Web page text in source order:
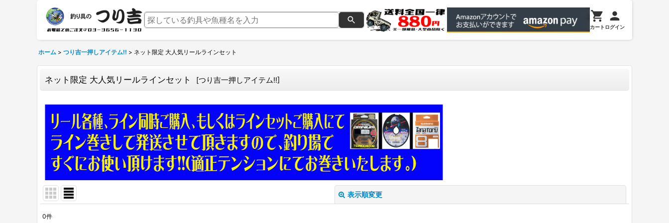
カート ログイン
ホーム > つり吉一押しアイテム!! > ネット限定 大人気リールラインセット
ネット限定 大人気リールラインセット [つり吉一押しアイテム!!]
表示順変更
0件